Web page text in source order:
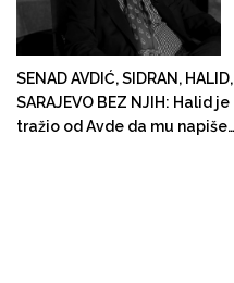
SENAD AVDIĆ, SIDRAN, HALID,
SARAJEVO BEZ NJIH: Halid je
tražio od Avde da mu napiše